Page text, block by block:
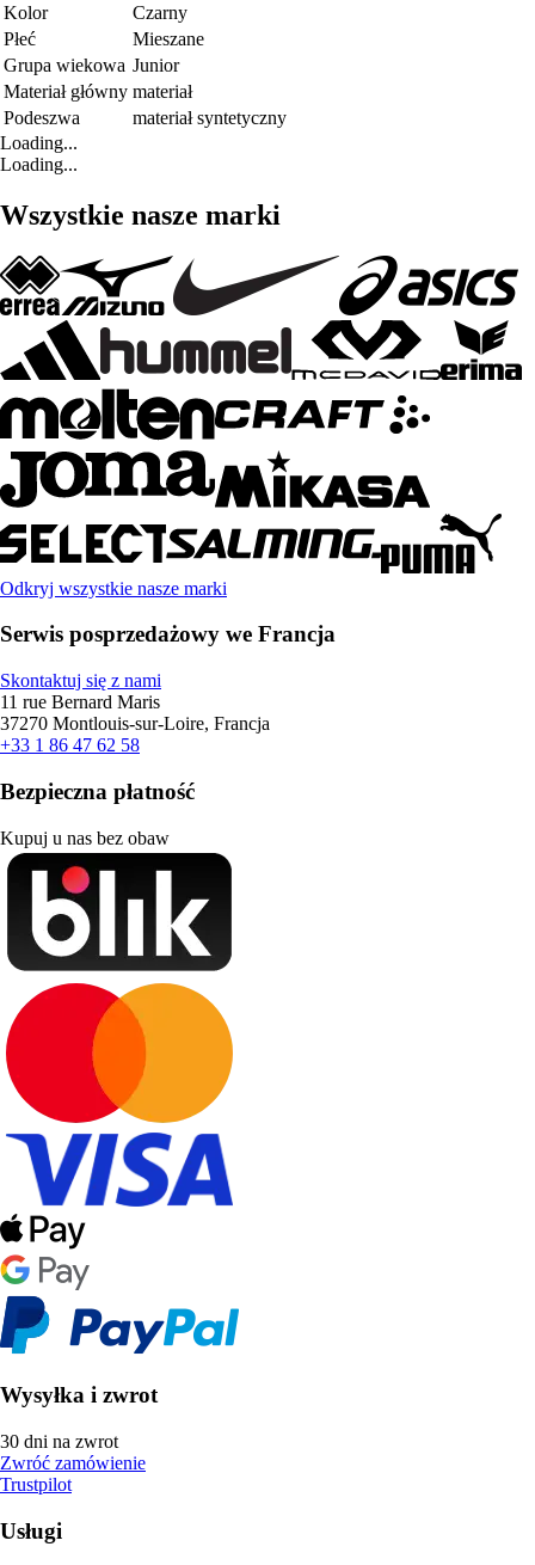
Kolor
Czarny
Płeć
Mieszane
Grupa wiekowa Junior
Materiał główny materiał
Podeszwa
materiał syntetyczny
Loading...
Loading...
Wszystkie nasze marki
Odkryj wszystkie nasze marki
Serwis posprzedażowy we Francja
Skontaktuj się z nami
11 rue Bernard Maris
37270 Montlouis-sur-Loire, Francja
+33 1 86 47 62 58
Bezpieczna płatność
Kupuj u nas bez obaw
Wysyłka i zwrot
30 dni na zwrot
Zwróć zamówienie
Trustpilot
Usługi